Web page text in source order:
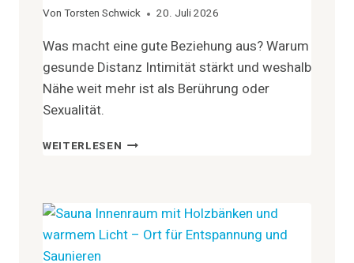
Von Torsten Schwick 20. Juli 2026
Was macht eine gute Beziehung aus? Warum
gesunde Distanz Intimität stärkt und weshalb
Nähe weit mehr ist als Berührung oder
Sexualität.
WEITERLESEN WARUM
BRAUCHEN